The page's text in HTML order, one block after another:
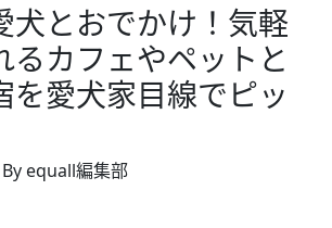
犬とおでかけ！気軽
るカフェやペットと
を愛犬家目線でピッ
By equall編集部